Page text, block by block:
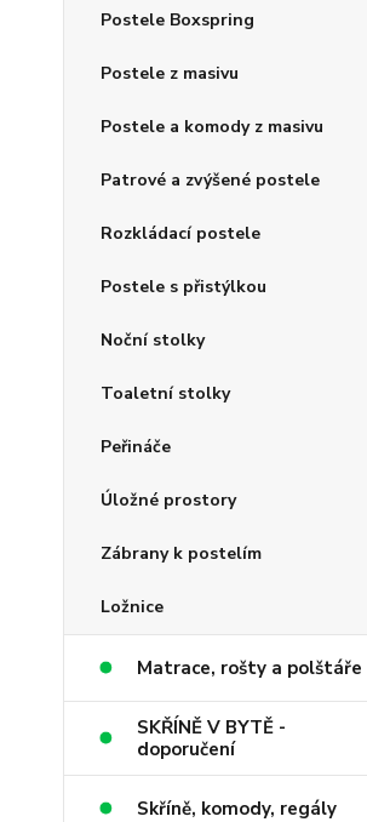
Postele Boxspring
Postele z masivu
Postele a komody z masivu
Patrové a zvýšené postele
Rozkládací postele
Postele s přistýlkou
Noční stolky
Toaletní stolky
Peřináče
Úložné prostory
Zábrany k postelím
Ložnice
Matrace, rošty a polštáře
SKŘÍNĚ V BYTĚ -
doporučení
Skříně, komody, regály